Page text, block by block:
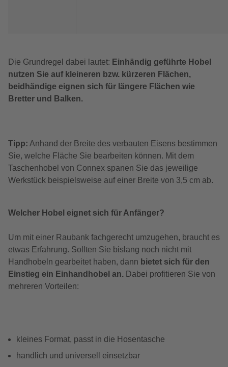
Die Grundregel dabei lautet: Einhändig geführte Hobel
nutzen Sie auf kleineren bzw. kürzeren Flächen,
beidhändige eignen sich für längere Flächen wie
Bretter und Balken.
Tipp: Anhand der Breite des verbauten Eisens bestimmen
Sie, welche Fläche Sie bearbeiten können. Mit dem
Taschenhobel von Connex spanen Sie das jeweilige
Werkstück beispielsweise auf einer Breite von 3,5 cm ab.
Welcher Hobel eignet sich für Anfänger?
Um mit einer Raubank fachgerecht umzugehen, braucht es
etwas Erfahrung. Sollten Sie bislang noch nicht mit
Handhobeln gearbeitet haben, dann bietet sich für den
Einstieg ein Einhandhobel an. Dabei profitieren Sie von
mehreren Vorteilen:
kleines Format, passt in die Hosentasche
handlich und universell einsetzbar